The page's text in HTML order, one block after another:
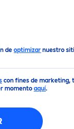
deoptimizar nuestro
con fines de marketing,
momento aquí.
(1176)